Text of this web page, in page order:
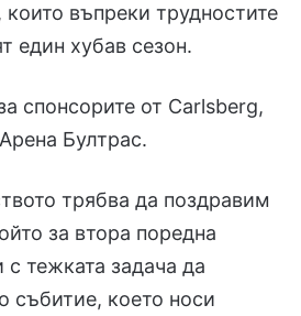
въпреки трудностите
един хубав сезон.
спонсорите от Carlsberg,
Бултрас.
трябва да поздравим
за втора поредна
с тежката задача да
събитие, което носи